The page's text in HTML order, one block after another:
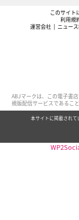
このサイト
利用規
運営会社
ニュー
ABJマークは、この電子書
規版配信サービスであるこ
本サイトに掲載されて